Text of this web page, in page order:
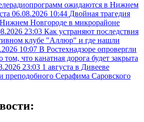
ожидаются в Нижнем
06.08.2026 10:44 Двойная трагедия
Новгороде в микрорайоне
23:03 Как устраняют последствия
клубе "Аллюр" и где нашли
10:07 В Ростехнадзоре опровергли
что канатная дорога будет закрыта
23:03 1 августа в Дивееве
преподобного Серафима Саровского